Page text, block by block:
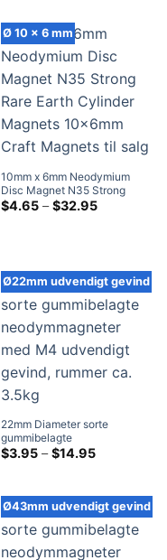
Ø 10 x 6 mm
10mm x 6mm Neodymium
Disc Magnet N35 Strong
Rare Earth Cylinder Magnets
$4.65 – $32.95Prisklasse:
Ø22mm udvendigt gevind
22mm Diameter sorte
gummibelagte
neodymmagneter med M4
$3.95 – $14.95Prisklasse:
Ø43mm udvendigt gevind